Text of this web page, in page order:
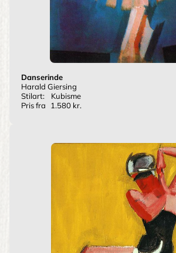
Danserinde
Harald Giersing
Stilart:
Kubisme
Pris fra
1.580 kr.